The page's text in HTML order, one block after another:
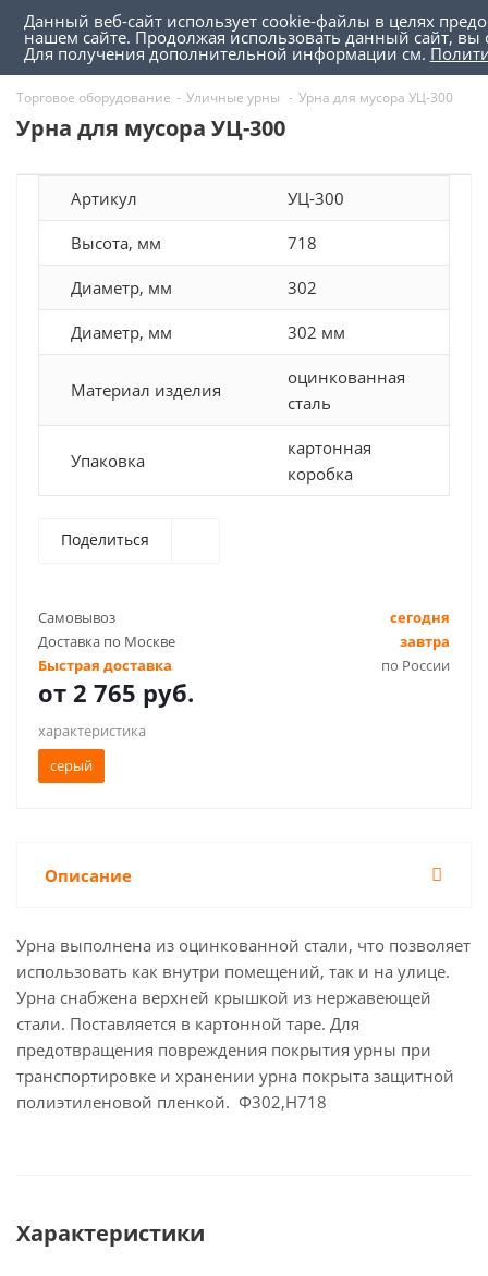
0
0
Торговое оборудование - Уличные урны - Урна для мусора УЦ-300
Урна для мусора УЦ-300
Артикул УЦ-300
Высота, мм 718
Диаметр, мм 302
Диаметр, мм 302 мм
Материал изделия
оцинкованная
сталь
Упаковка
картонная
коробка
Поделиться
Самовывоз
сегодня
Доставка по Москве
завтра
Быстрая доставка
по России
от 2 765 руб.
характеристика
серый
Описание
Урна выполнена из оцинкованной стали, что позволяет
использовать как внутри помещений, так и на улице.
Урна снабжена верхней крышкой из нержавеющей
стали. Поставляется в картонной таре. Для
предотвращения повреждения покрытия урны при
транспортировке и хранении урна покрыта защитной
полиэтиленовой пленкой. Ф302,Н718
Характеристики
Данный веб-сайт использует cookie-файлы в целях
нашем сайте. Продолжая использовать данный сайт,
Для получения дополнительной информации см.